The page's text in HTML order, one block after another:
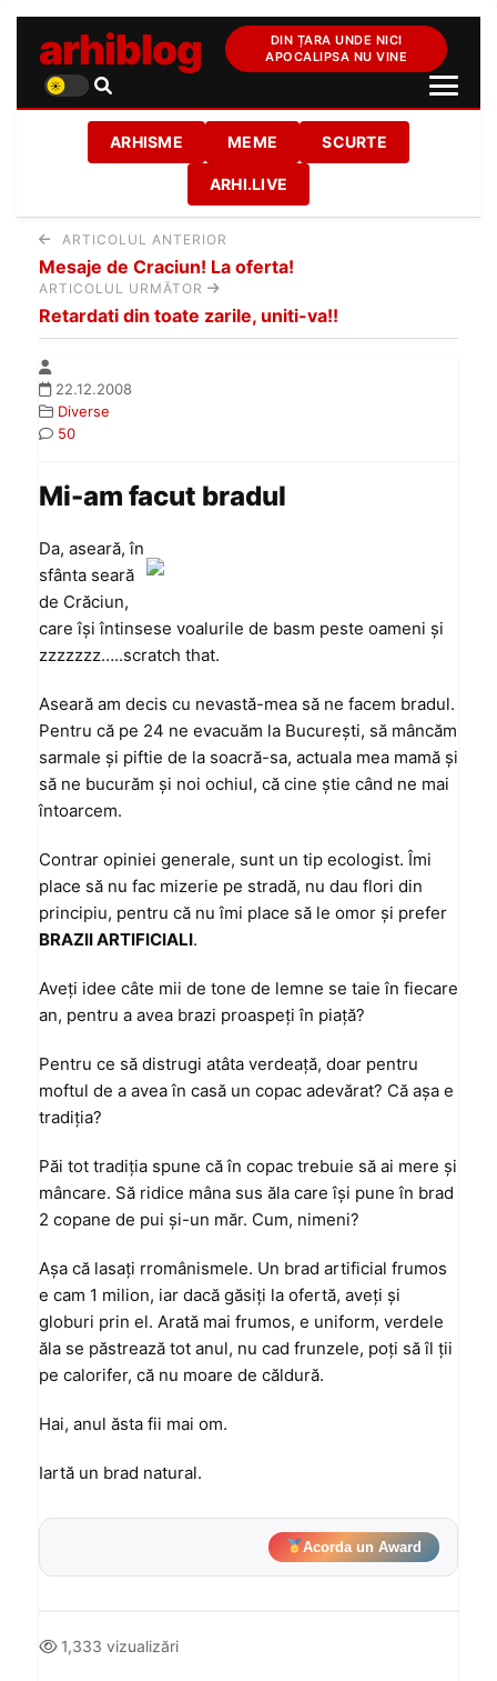
arhiblog
DIN ȚARA UNDE NICI
APOCALIPSA NU VINE
ARHISME MEME SCURTE
ARHI.LIVE
ARTICOLUL ANTERIOR
Mesaje de Craciun! La oferta!
ARTICOLUL URMĂTOR
Retardati din toate zarile, uniti-va!!
22.12.2008
Diverse
50
Mi-am facut bradul
Da, aseară, în
sfânta seară
de Crăciun,
care îşi întinsese voalurile de basm peste oameni şi
zzzzzzz…..scratch that.
Aseară am decis cu nevastă-mea să ne facem bradul.
Pentru că pe 24 ne evacuăm la Bucureşti, să mâncăm
sarmale şi piftie de la soacră-sa, actuala mea mamă şi
să ne bucurăm şi noi ochiul, că cine ştie când ne mai
întoarcem.
Contrar opiniei generale, sunt un tip ecologist. Îmi
place să nu fac mizerie pe stradă, nu dau flori din
principiu, pentru că nu îmi place să le omor şi prefer
BRAZII ARTIFICIALI.
Aveţi idee câte mii de tone de lemne se taie în fiecare
an, pentru a avea brazi proaspeţi în piaţă?
Pentru ce să distrugi atâta verdeaţă, doar pentru
moftul de a avea în casă un copac adevărat? Că aşa e
tradiţia?
Păi tot tradiţia spune că în copac trebuie să ai mere şi
mâncare. Să ridice mâna sus ăla care îşi pune în brad
2 copane de pui şi-un măr. Cum, nimeni?
Aşa că lasaţi rromânismele. Un brad artificial frumos
e cam 1 milion, iar dacă găsiţi la ofertă, aveţi şi
globuri prin el. Arată mai frumos, e uniform, verdele
ăla se păstrează tot anul, nu cad frunzele, poţi să îl ţii
pe calorifer, că nu moare de căldură.
Hai, anul ăsta fii mai om.
Iartă un brad natural.
Acorda un Award
1,333 vizualizări